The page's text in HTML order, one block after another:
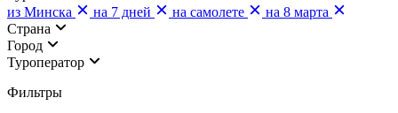
из Минска
на 7 дней на самолете
на 8 марта
Страна
Город
Туроператор
Фильтры